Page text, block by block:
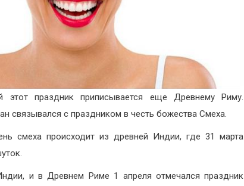
праздник приписывается еще Древнему Риму.
связывался с праздником в честь божества Смеха.
смеха происходит из древней Индии, где 31 марта
и в Древнем Риме 1 апреля отмечался праздник